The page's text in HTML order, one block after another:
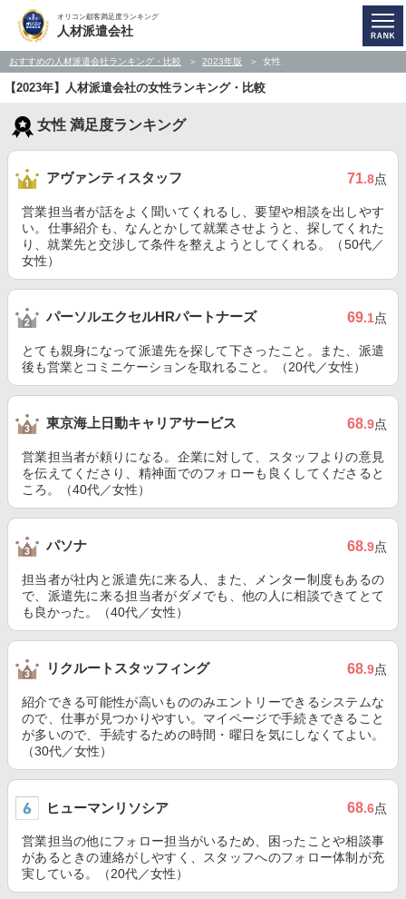
オリコン顧客満足度ランキング
人材派遣会社
おすすめの人材派遣会社ランキング・比較 2023年版 女性
【2023年】人材派遣会社の女性ランキング・比較
女性 満足度ランキング
アヴァンティスタッフ 71.8点
営業担当者が話をよく聞いてくれるし、要望や相談を出しやす
い。仕事紹介も、なんとかして就業させようと、探してくれた
り、就業先と交渉して条件を整えようとしてくれる。（50代／
女性）
パーソルエクセルHRパートナーズ 69.1点
とても親身になって派遣先を探して下さったこと。また、派遣
後も営業とコミニケーションを取れること。（20代／女性）
東京海上日動キャリアサービス 68.9点
営業担当者が頼りになる。企業に対して、スタッフよりの意見
を伝えてくださり、精神面でのフォローも良くしてくださると
ころ。（40代／女性）
パソナ 68.9点
担当者が社内と派遣先に来る人、また、メンター制度もあるの
で、派遣先に来る担当者がダメでも、他の人に相談できてとて
も良かった。（40代／女性）
リクルートスタッフィング 68.9点
紹介できる可能性が高いもののみエントリーできるシステムな
ので、仕事が見つかりやすい。マイページで手続きできること
が多いので、手続するための時間・曜日を気にしなくてよい。
（30代／女性）
ヒューマンリソシア 68.6点
営業担当の他にフォロー担当がいるため、困ったことや相談事
があるときの連絡がしやすく、スタッフへのフォロー体制が充
実している。（20代／女性）